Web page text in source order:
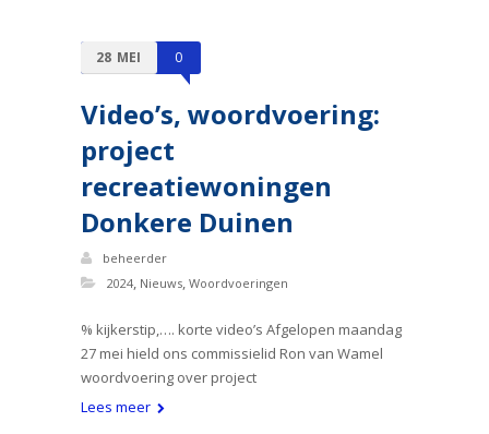
28 MEI 0
Video’s, woordvoering:
project
recreatiewoningen
Donkere Duinen
beheerder
2024, Nieuws, Woordvoeringen
% kijkerstip,…. korte video’s Afgelopen maandag
27 mei hield ons commissielid Ron van Wamel
woordvoering over project
Lees meer